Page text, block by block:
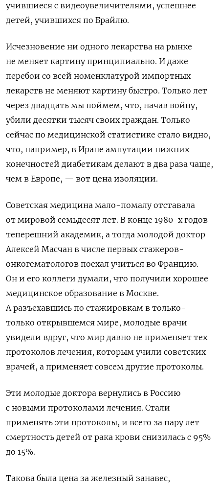
учившиеся с видеоувеличителями, успешнее
детей, учившихся по Брайлю.
Исчезновение ни одного лекарства на рынке
не меняет картину принципиально. И даже
перебои со всей номенклатурой импортных
лекарств не меняют картину быстро. Только лет
через двадцать мы поймем, что, начав войну,
убили десятки тысяч своих граждан. Только
сейчас по медицинской статистике стало видно,
что, например, в Иране ампутации нижних
конечностей диабетикам делают в два раза чаще,
чем в Европе, — вот цена изоляции.
Советская медицина мало-помалу отставала
от мировой семьдесят лет. В конце 1980-х годов
теперешний академик, а тогда молодой доктор
Алексей Масчан в числе первых стажеров-
онкогематологов поехал учиться во Францию.
Он и его коллеги думали, что получили хорошее
медицинское образование в Москве.
А разъехавшись по стажировкам в только-
только открывшемся мире, молодые врачи
увидели вдруг, что мир давно не применяет тех
протоколов лечения, которым учили советских
врачей, а применяет совсем другие протоколы.
Эти молодые доктора вернулись в Россию
с новыми протоколами лечения. Стали
применять эти протоколы, и всего за пару лет
смертность детей от рака крови снизилась с 95%
до 15%.
Такова была цена за железный занавес,